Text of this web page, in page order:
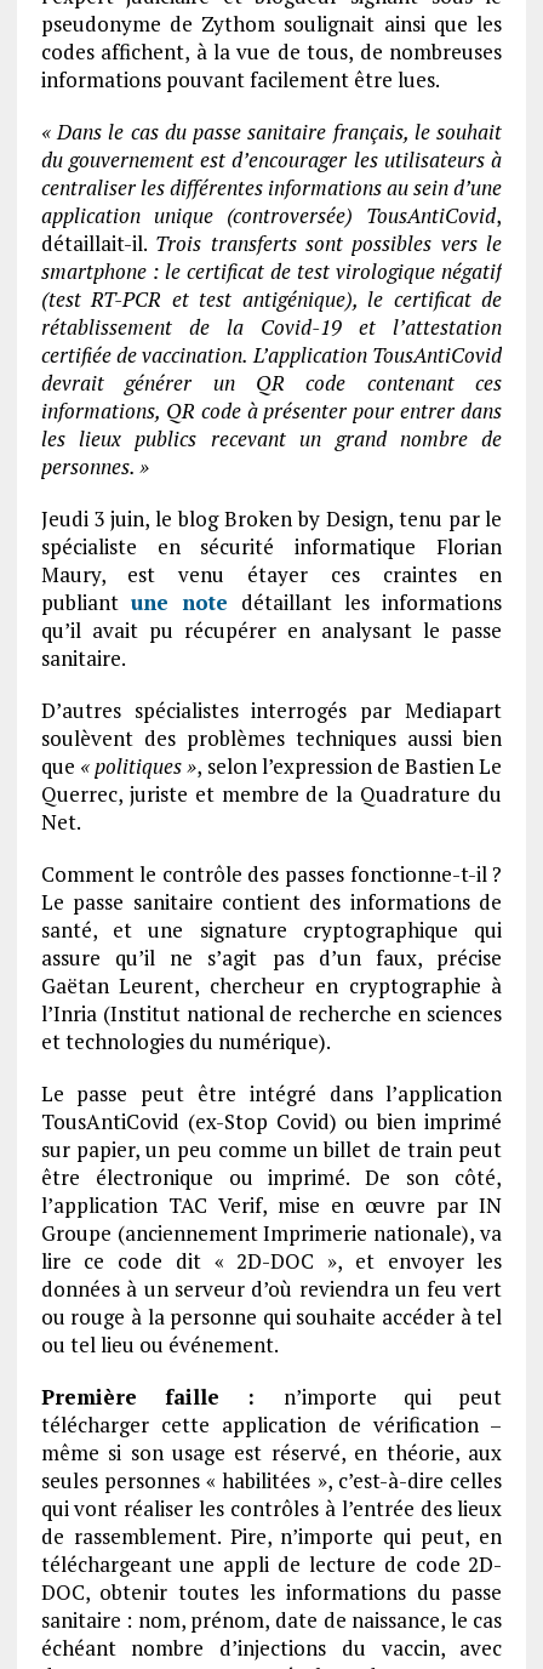
pseudonyme de Zythom soulignait ainsi que les
codes affichent, à la vue de tous, de nombreuses
informations pouvant facilement être lues.
« Dans le cas du passe sanitaire français, le souhait
du gouvernement est d’encourager les utilisateurs à
centraliser les différentes informations au sein d’une
application unique (controversée) TousAntiCovid,
détaillait-il. Trois transferts sont possibles vers le
smartphone : le certificat de test virologique négatif
(test RT-PCR et test antigénique), le certificat de
rétablissement de la Covid-19 et l’attestation
certifiée de vaccination. L’application TousAntiCovid
devrait générer un QR code contenant ces
informations, QR code à présenter pour entrer dans
les lieux publics recevant un grand nombre de
personnes. »
Jeudi 3 juin, le blog Broken by Design, tenu par le
spécialiste en sécurité informatique Florian
Maury, est venu étayer ces craintes en
publiant une note détaillant les informations
qu’il avait pu récupérer en analysant le passe
sanitaire.
D’autres spécialistes interrogés par Mediapart
soulèvent des problèmes techniques aussi bien
que « politiques », selon l’expression de Bastien Le
Querrec, juriste et membre de la Quadrature du
Net.
Comment le contrôle des passes fonctionne-t-il ?
Le passe sanitaire contient des informations de
santé, et une signature cryptographique qui
assure qu’il ne s’agit pas d’un faux, précise
Gaëtan Leurent, chercheur en cryptographie à
l’Inria (Institut national de recherche en sciences
et technologies du numérique).
Le passe peut être intégré dans l’application
TousAntiCovid (ex-Stop Covid) ou bien imprimé
sur papier, un peu comme un billet de train peut
être électronique ou imprimé. De son côté,
l’application TAC Verif, mise en œuvre par IN
Groupe (anciennement Imprimerie nationale), va
lire ce code dit « 2D-DOC », et envoyer les
données à un serveur d’où reviendra un feu vert
ou rouge à la personne qui souhaite accéder à tel
ou tel lieu ou événement.
Première faille : n’importe qui peut
télécharger cette application de vérification –
même si son usage est réservé, en théorie, aux
seules personnes « habilitées », c’est-à-dire celles
qui vont réaliser les contrôles à l’entrée des lieux
de rassemblement. Pire, n’importe qui peut, en
téléchargeant une appli de lecture de code 2D-
DOC, obtenir toutes les informations du passe
sanitaire : nom, prénom, date de naissance, le cas
échéant nombre d’injections du vaccin, avec